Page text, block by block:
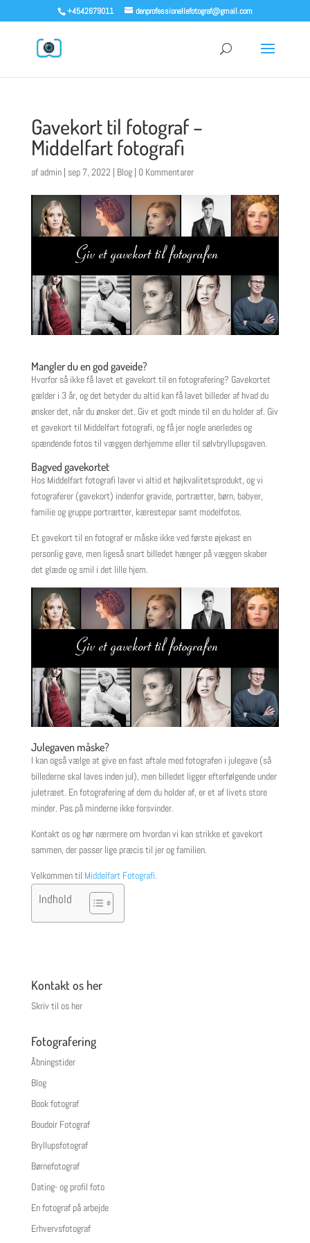
+4542679011 denprofessionellefotograf@gmail.com
Gavekort til fotograf –
Middelfart fotografi
af admin| sep 7, 2022 | Blog| 0 Kommentarer
Mangler du en god gaveide?
Hvorfor så ikke få lavet et gavekort til en fotografering? Gavekortet
gælder i 3 år, og det betyder du altid kan få lavet billeder af hvad du
ønsker det, når du ønsker det. Giv et godt minde til en du holder af. Giv
et gavekort til Middelfart fotografi, og få jer nogle anerledes og
spændende fotos til væggen derhjemme eller til sølvbryllupsgaven.
Bagved gavekortet
Hos Middelfart fotografi laver vi altid et højkvalitetsprodukt, og vi
fotograferer (gavekort) indenfor gravide, portrætter, børn, babyer,
familie og gruppe portrætter, kærestepar samt modelfotos.
Et gavekort til en fotograf er måske ikke ved første øjekast en
personlig gave, men ligeså snart billedet hænger på væggen skaber
det glæde og smil i det lille hjem.
Julegaven måske?
I kan også vælge at give en fast aftale med fotografen i julegave (så
billederne skal laves inden jul), men billedet ligger efterfølgende under
juletræet. En fotografering af dem du holder af, er et af livets store
minder. Pas på minderne ikke forsvinder.
Kontakt os og hør nærmere om hvordan vi kan strikke et gavekort
sammen, der passer lige præcis til jer og familien.
Velkommen til Middelfart Fotografi.
Indhold
Kontakt os her
Skriv til os her
Fotografering
Åbningstider
Blog
Book fotograf
Boudoir Fotograf
Bryllupsfotograf
Børnefotograf
Dating- og profil foto
En fotograf på arbejde
Erhvervsfotograf